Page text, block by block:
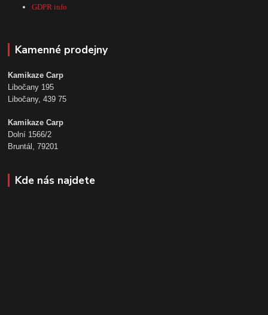
GDPR info
Kamenné prodejny
Kamikaze Carp
Libočany 195
Libočany, 439 75
Kamikaze Carp
Dolní 1566/2
Bruntál, 79201
Kde nás najdete